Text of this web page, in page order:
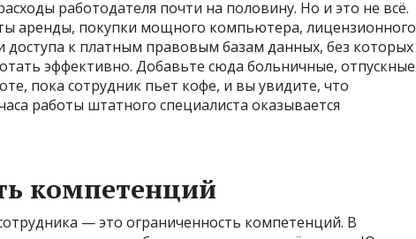
работодателя почти на половину. Но и это не всё.
аренды, покупки мощного компьютера, лицензионного
доступа к платным правовым базам данных, без которых
эффективно. Добавьте сюда больничные, отпускные
пока сотрудник пьет кофе, и вы увидите, что
работы штатного специалиста оказывается
компетенций
— это ограниченность компетенций. В